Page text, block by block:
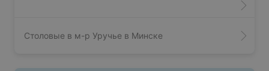
Столовые в м-р Уручье в Минске